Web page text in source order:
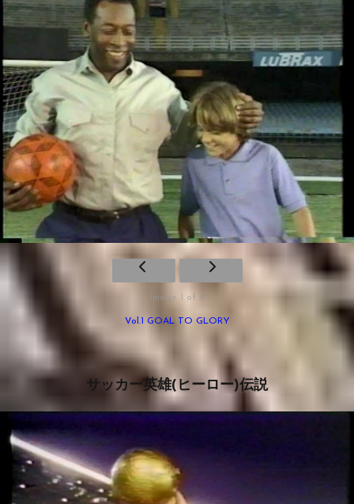
Image 1 of 4
Vol.1 GOAL TO GLORY
サッカー英雄(ヒーロー)伝説